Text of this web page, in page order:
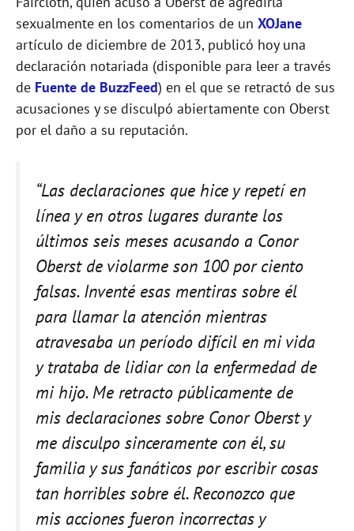
sexualmente en los comentarios de un XOJane
artículo de diciembre de 2013, publicó hoy una
declaración notariada (disponible para leer a través
de Fuente de BuzzFeed) en el que se retractó de sus
acusaciones y se disculpó abiertamente con Oberst
por el daño a su reputación.
“Las declaraciones que hice y repetí en
línea y en otros lugares durante los
últimos seis meses acusando a Conor
Oberst de violarme son 100 por ciento
falsas. Inventé esas mentiras sobre él
para llamar la atención mientras
atravesaba un período difícil en mi vida
y trataba de lidiar con la enfermedad de
mi hijo. Me retracto públicamente de
mis declaraciones sobre Conor Oberst y
me disculpo sinceramente con él, su
familia y sus fanáticos por escribir cosas
tan horribles sobre él. Reconozco que
mis acciones fueron incorrectas y